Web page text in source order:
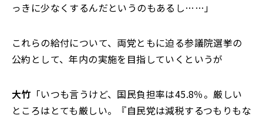
っきに少なくするんだというのもあるし……」
これらの給付について、両党ともに迫る参議院選挙の
公約として、年内の実施を目指していくというが――
大竹 「いつも言うけど、国民負担率は45.8％。厳しい
ところはとても厳しい。『自民党は減税するつもりもな